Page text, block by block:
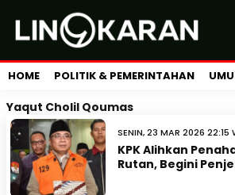
HOME POLITIK & PEMERINTAHAN
Yaqut Cholil Qoumas
SENIN, 23 MAR 2026 22:15
KPK Alihkan
Rutan, Begini